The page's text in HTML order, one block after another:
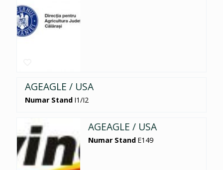
AGEAGLE / USA
Numar Stand I1/I2
AGEAGLE / USA
Numar Stand E149